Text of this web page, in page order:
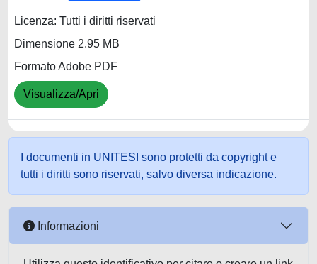
Licenza: Tutti i diritti riservati
Dimensione 2.95 MB
Formato Adobe PDF
Visualizza/Apri
I documenti in UNITESI sono protetti da copyright e
tutti i diritti sono riservati, salvo diversa indicazione.
Informazioni